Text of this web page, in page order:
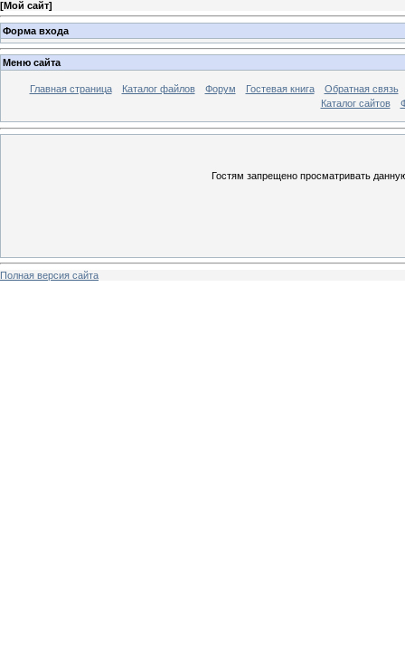
[Мой сайт]
Форма входа
Меню сайта
Главная страница Каталог файлов Форум Гостевая книга
Обратная связь
Каталог сайтов
Гостям запрещено просматривать
Полная версия сайта